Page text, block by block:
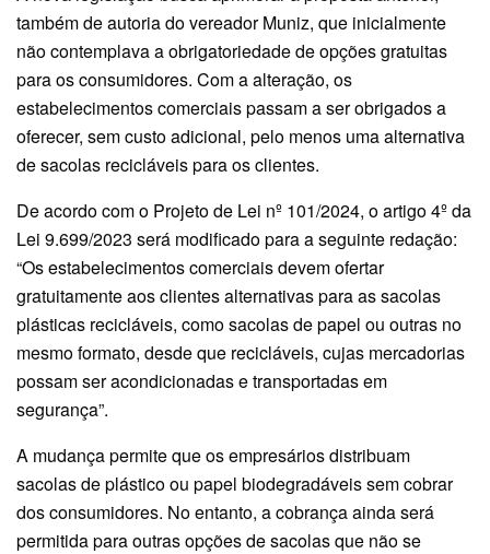
também de autoria do vereador Muniz, que inicialmente
não contemplava a obrigatoriedade de opções gratuitas
para os consumidores. Com a alteração, os
estabelecimentos comerciais passam a ser obrigados a
oferecer, sem custo adicional, pelo menos uma alternativa
de sacolas recicláveis para os clientes.
De acordo com o Projeto de Lei nº 101/2024, o artigo 4º da
Lei 9.699/2023 será modificado para a seguinte redação:
“Os estabelecimentos comerciais devem ofertar
gratuitamente aos clientes alternativas para as sacolas
plásticas recicláveis, como sacolas de papel ou outras no
mesmo formato, desde que recicláveis, cujas mercadorias
possam ser acondicionadas e transportadas em
segurança”.
A mudança permite que os empresários distribuam
sacolas de plástico ou papel biodegradáveis sem cobrar
dos consumidores. No entanto, a cobrança ainda será
permitida para outras opções de sacolas que não se